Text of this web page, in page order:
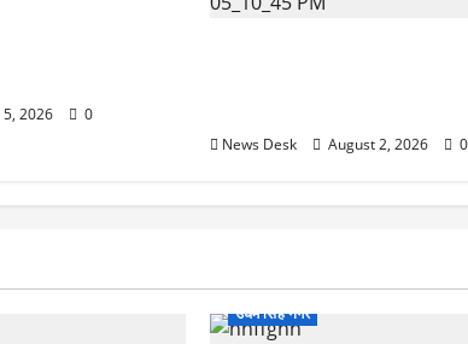
2026 0
News Desk August 2, 2026 0
उधम सिंह नगर